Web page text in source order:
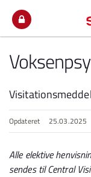
Opdateret 25.03.2025
Alle elektive
sendes til Central